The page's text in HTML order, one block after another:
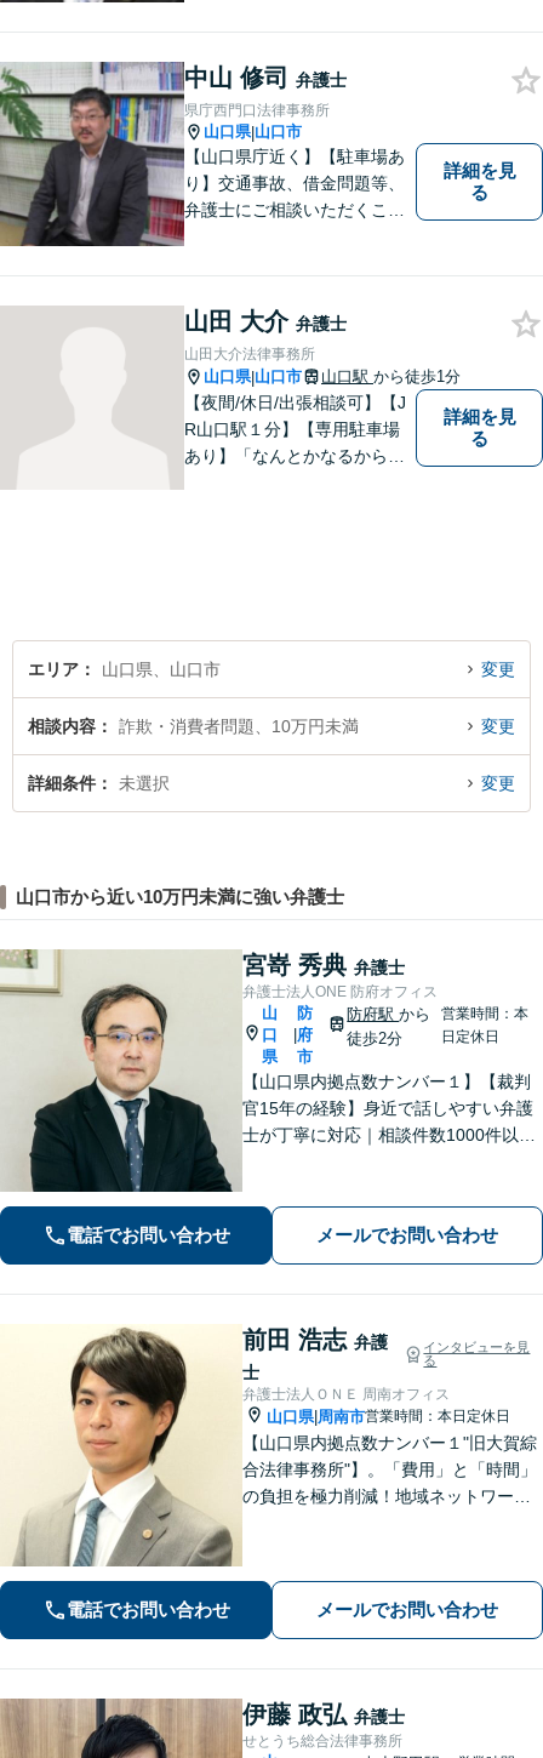
中山 修司 弁護士
県庁西門口法律事務所
山口県|山口市
【山口県庁近く】【駐車場あ
り】交通事故、借金問題等、
弁護士にご相談いただくこと
る弁護士が、客観的視点から
事案を検討し、最適の解決方
法を探ります。
詳細を見
る
山田 大介 弁護士
山田大介法律事務所
山口県|山口市 山口駅 から徒歩1分
【夜間/休日/出張相談可】【J
R山口駅１分】【専用駐車場
あり】「なんとかなるから大
詳細を見
る
エリア 山口県、山口市 変更
相談内容 詐欺・消費者問題、10万円未満 変更
詳細条件 未選択 変更
山口市から近い10万円未満に強い弁護士
宮嵜 秀典 弁護士
弁護士法人ONE 防府オフィス
山
口
県
防
府
市
防府駅から
徒歩2分
営業時間：本
日定休日
【山口県内拠点数ナンバー１】【裁判
官15年の経験】身近で話しやすい弁護
士が丁寧に対応｜相談件数1000件以上
心してお任せください。【夜間対応】
電話でお問い合わせ メールでお問い合わせ
前田 浩志 弁護
士
インタビューを見
る
弁護士法人ＯＮＥ 周南オフィス
山口県| 周南市営業時間：本日定休日
【山口県内拠点数ナンバー１"旧大賀綜
合法律事務所"】。「費用」と「時間」
の負担を極力削減！地域ネットワーク
税対策なども親身に対応◎
電話でお問い合わせ メールでお問い合わせ
伊藤 政弘 弁護士
せとうち総合法律事務所